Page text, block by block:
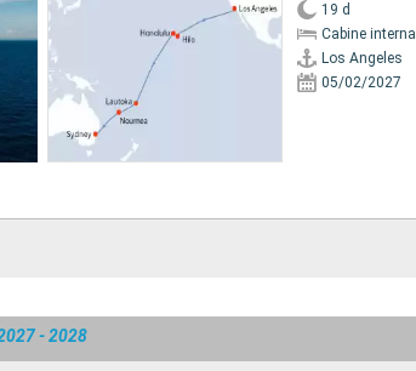
19 d
Cabine interna
Los Angeles
05/02/2027
- 2028